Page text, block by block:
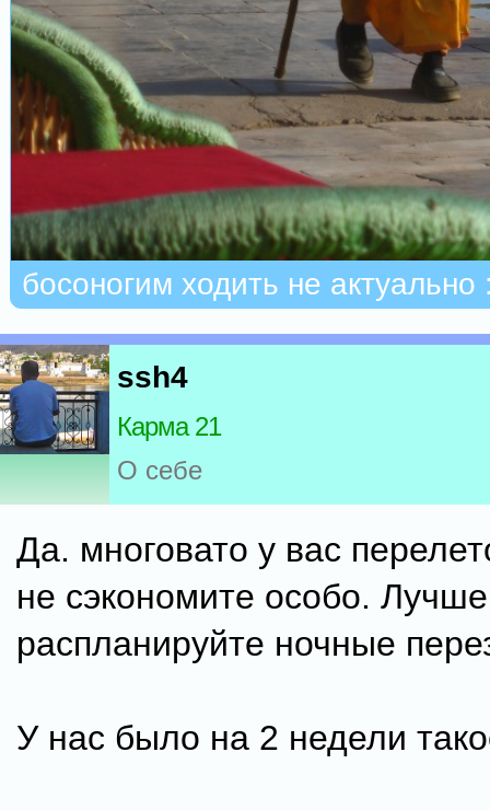
босоногим ходить не актуально
ssh4
Карма 21
О себе
Да. многовато у вас
не сэкономите особо. Лучше
распланируйте ночные
У нас было на 2 недели